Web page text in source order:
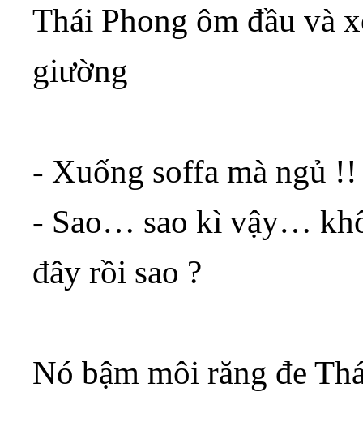
Thái Phong ôm đầu và
giường
- Xuống soffa mà ngủ !!
- Sao… sao kì vậy…
đây rồi sao ?
Nó bậm môi răng đe